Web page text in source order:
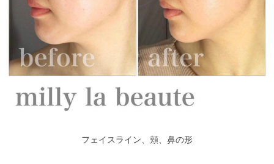
フェイスライン、頬、鼻の形